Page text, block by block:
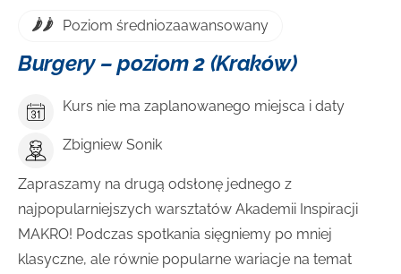
Poziom średniozaawansowany
Burgery – poziom 2 (Kraków)
Kurs nie ma zaplanowanego miejsca i daty
Zbigniew Sonik
Zapraszamy na drugą odsłonę jednego z
najpopularniejszych warsztatów Akademii Inspiracji
MAKRO! Podczas spotkania sięgniemy po mniej
klasyczne, ale równie popularne wariacje na temat